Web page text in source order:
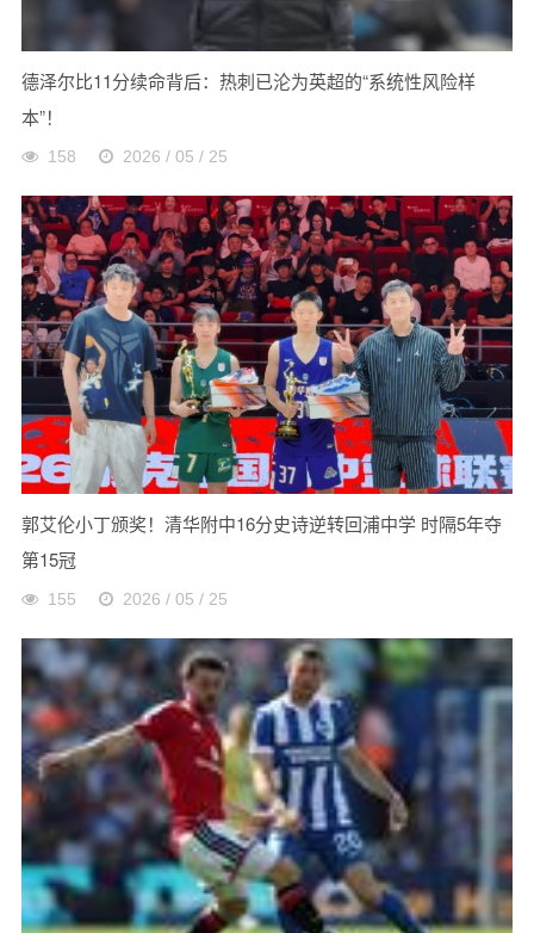
德泽尔比11分续命背后：热刺已沦为英超的“系统性风险样
本”！
158 2026 / 05 / 25
郭艾伦小丁颁奖！清华附中16分史诗逆转回浦中学 时隔5年夺
第15冠
155 2026 / 05 / 25